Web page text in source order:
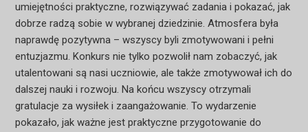
umiejętności praktyczne, rozwiązywać zadania i pokazać, jak
dobrze radzą sobie w wybranej dziedzinie. Atmosfera była
naprawdę pozytywna – wszyscy byli zmotywowani i pełni
entuzjazmu. Konkurs nie tylko pozwolił nam zobaczyć, jak
utalentowani są nasi uczniowie, ale także zmotywował ich do
dalszej nauki i rozwoju. Na końcu wszyscy otrzymali
gratulacje za wysiłek i zaangażowanie. To wydarzenie
pokazało, jak ważne jest praktyczne przygotowanie do